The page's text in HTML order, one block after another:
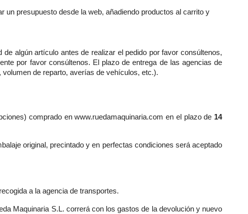
presupuesto desde la web, añadiendo productos al carrito y
algún artículo antes de realizar el pedido por favor consúltenos,
por favor consúltenos. El plazo de entrega de las agencias de
de reparto, averías de vehículos, etc.).
comprado en www.ruedamaquinaria.com en el plazo de 14
original, precintado y en perfectas condiciones será aceptado
a la agencia de transportes.
Maquinaria S.L. correrá con los gastos de la devolución y nuevo